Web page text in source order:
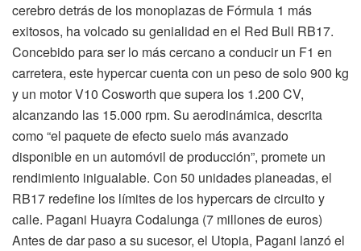
cerebro detrás de los monoplazas de Fórmula 1 más
exitosos, ha volcado su genialidad en el Red Bull RB17.
Concebido para ser lo más cercano a conducir un F1 en
carretera, este hypercar cuenta con un peso de solo 900 kg
y un motor V10 Cosworth que supera los 1.200 CV,
alcanzando las 15.000 rpm. Su aerodinámica, descrita
como “el paquete de efecto suelo más avanzado
disponible en un automóvil de producción”, promete un
rendimiento inigualable. Con 50 unidades planeadas, el
RB17 redefine los límites de los hypercars de circuito y
calle. Pagani Huayra Codalunga (7 millones de euros)
Antes de dar paso a su sucesor, el Utopia, Pagani lanzó el